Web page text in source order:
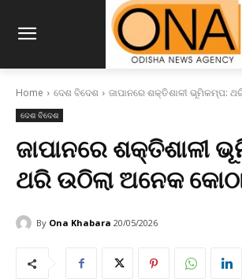
Home ଦେଶ ବିଦେଶ ଜାପାନରେ ଶକ୍ତିଶାଳୀ ଭୂମିକମ୍ପ:
ଦେଶ ବିଦେଶ
ଜାପାନରେ ଶକ୍ତିଶାଳୀ
ଥରି ଉଠିଲା ଅନେକ
By Ona Khabara 20/05/2026